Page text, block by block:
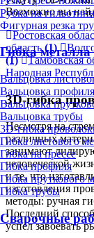
Рубка на
Фигурная резка
Гибка металла
Вальцовка
Вальцовка профиля
Вальцовка
Вальцовка трубы
3D-гибка
Гибка листового
Гибка на прессе
Гибка профиля
Гибка пруткового
Гибка трубы
Сварочные
Возможно вы
Ростовская
область(1)
(1)
Тамбовская
Народная
3D-гибка
Несмотря на
различных
занимают
человеческой
и те, что
изготовления
методы: ручная
Последний
успел завоевать